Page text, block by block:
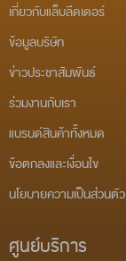
เกี่ยวกับแล็บลีดเดอร์
ข้อมูลบริษัท
ข่าวประชาสัมพันธ์
ร่วมงานกับเรา
แบรนด์สินค้าทั้งหมด
ข้อตกลงและเงื่อนไข
นโยบายความเป็นส่วนตัว
ศูนย์บริการ